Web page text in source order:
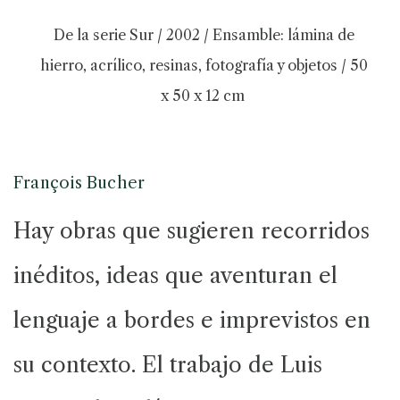
De la serie Sur / 2002 / Ensamble: lámina de
hierro, acrílico, resinas, fotografía y objetos / 50
x 50 x 12 cm
François Bucher
Hay obras que sugieren recorridos
inéditos, ideas que aventuran el
lenguaje a bordes e imprevistos en
su contexto. El trabajo de Luis